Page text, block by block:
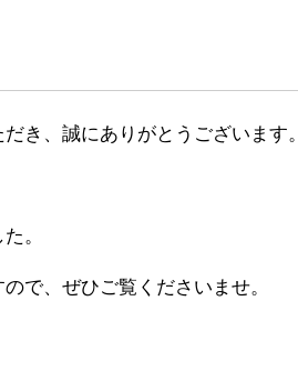
き、誠にありがとうございます。
。
で、ぜひご覧くださいませ。